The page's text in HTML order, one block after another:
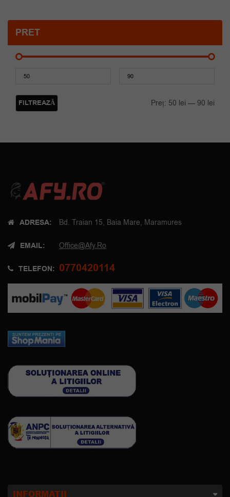
PRET
FILTREAZĂ Preț: 50 lei — 90 lei
ADRESA: Bd. Traian 15, Baia Mare, Maramures
EMAIL: Office@afy.ro
TELEFON: 0770420114
INFORMATII